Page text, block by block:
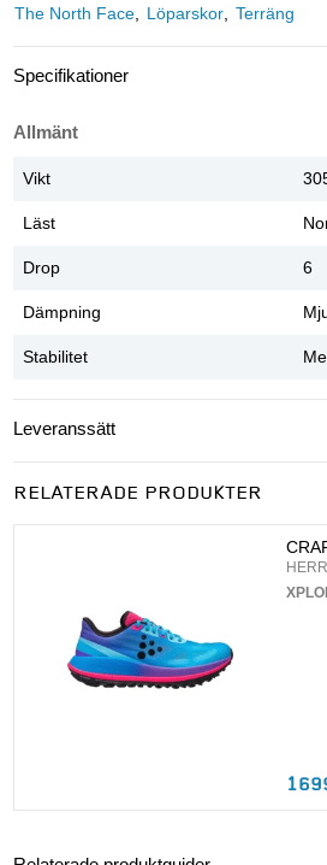
The North Face
Löparskor Terräng
Specifikationer
Allmänt
Vikt
Läst
Drop 6
Dämpning
Stabilitet
Leveranssätt
Ange postnummer för att se leveranssätt
RELATERADE PRODUKTER
HERR